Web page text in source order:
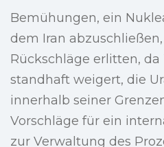
Bemühungen, ein
dem Iran
Rückschläge erlitten,
standhaft weigert, die
innerhalb seiner
Vorschläge für ein
zur Verwaltung des